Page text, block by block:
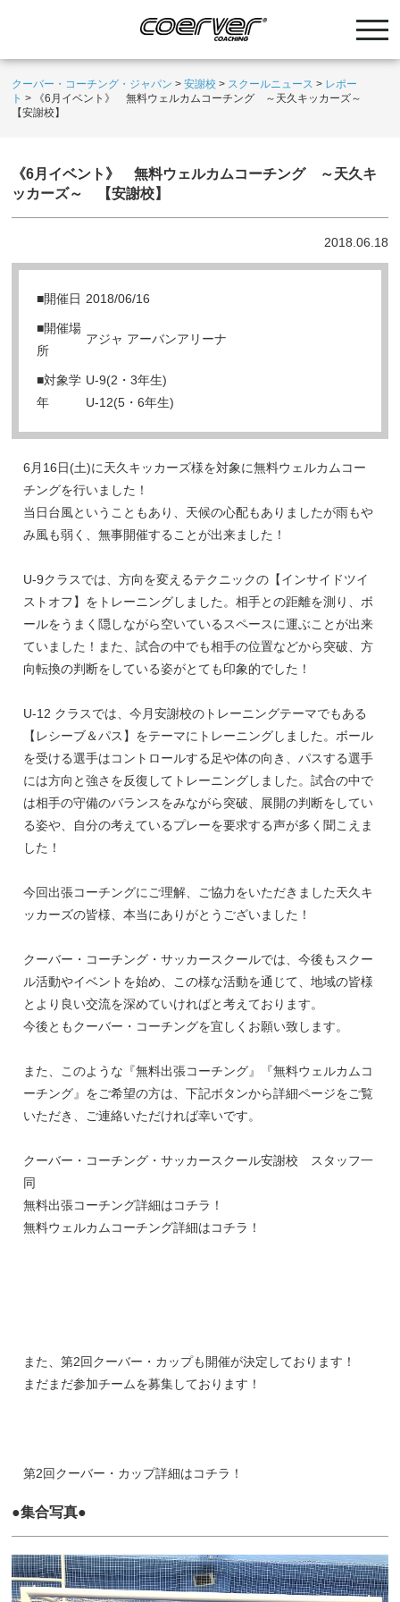
クーバー・コーチング・ジャパン >安謝校 > スクールニュース > レポー
ト >
《6月イベント》 無料ウェルカムコーチング ～天久キッカーズ～
【安謝校】
《6月イベント》 無料ウェルカムコーチング ～天久キ
ッカーズ～ 【安謝校】
2018.06.18
■開催日 2018/06/16
■開催場
所
アジャ アーバンアリーナ
■対象学
年
U-9(2・3年生)
U-12(5・6年生)
6月16日(土)に天久キッカーズ様を対象に無料ウェルカムコー
チングを行いました！
当日台風ということもあり、天候の心配もありましたが雨もや
み風も弱く、無事開催することが出来ました！
U-9クラスでは、方向を変えるテクニックの【インサイドツイ
ストオフ】をトレーニングしました。相手との距離を測り、ボ
ールをうまく隠しながら空いているスペースに運ぶことが出来
ていました！また、試合の中でも相手の位置などから突破、方
向転換の判断をしている姿がとても印象的でした！
U-12 クラスでは、今月安謝校のトレーニングテーマでもある
【レシーブ＆パス】をテーマにトレーニングしました。ボール
を受ける選手はコントロールする足や体の向き、パスする選手
には方向と強さを反復してトレーニングしました。試合の中で
は相手の守備のバランスをみながら突破、展開の判断をしてい
る姿や、自分の考えているプレーを要求する声が多く聞こえま
した！
今回出張コーチングにご理解、ご協力をいただきました天久キ
ッカーズの皆様、本当にありがとうございました！
クーバー・コーチング・サッカースクールでは、今後もスクー
ル活動やイベントを始め、この様な活動を通じて、地域の皆様
とより良い交流を深めていければと考えております。
今後ともクーバー・コーチングを宜しくお願い致します。
また、このような『無料出張コーチング』『無料ウェルカムコ
ーチング』をご希望の方は、下記ボタンから詳細ページをご覧
いただき、ご連絡いただければ幸いです。
クーバー・コーチング・サッカースクール安謝校 スタッフ一
同
無料出張コーチング詳細はコチラ！
無料ウェルカムコーチング詳細はコチラ！
また、第2回クーバー・カップも開催が決定しております！
まだまだ参加チームを募集しております！
第2回クーバー・カップ詳細はコチラ！
●集合写真●